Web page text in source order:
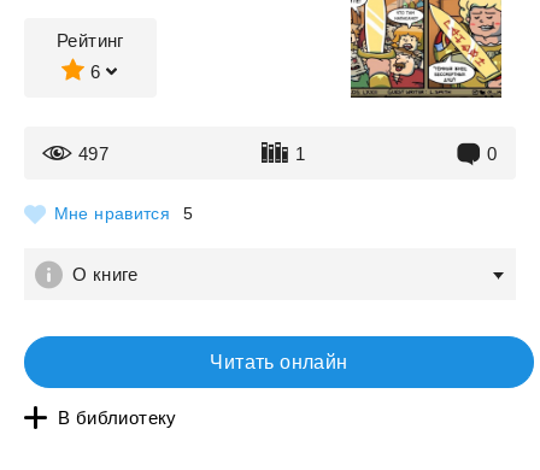
Рейтинг
6
497 1 0
Мне нравится 5
О книге
Читать онлайн
В библиотеку